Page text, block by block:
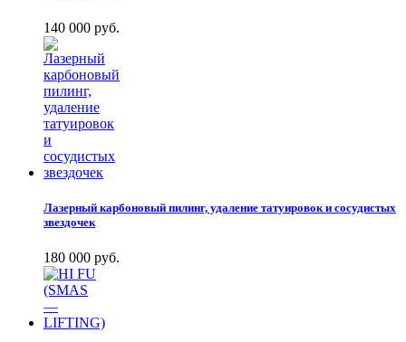
140 000 руб.
Лазерный карбоновый пилинг, удаление татуировок и сосудистых
звездочек
180 000 руб.